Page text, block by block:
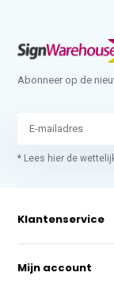
Abonneer op de
* Lees hier de
Klantenservice
Mijn account